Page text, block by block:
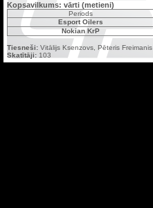
Kopsavilkums: vārti (metieni)
Periods
Esport Oilers
Nokian KrP
Tiesneši: Vitālijs Ksenzovs, Pēteris Freimanis
Skatītāji: 103